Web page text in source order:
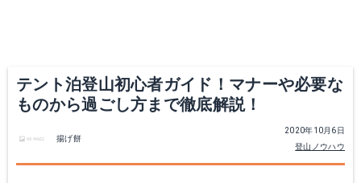
テント泊登山初心者ガイド！マナーや必要な
ものから過ごし方まで徹底解説！
2020年10月6日
登山ノウハウ
揚げ餅